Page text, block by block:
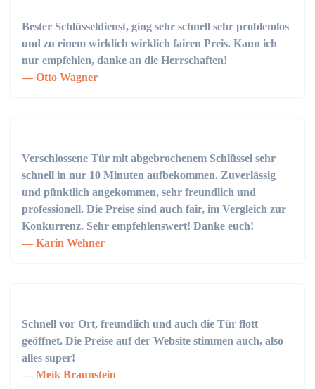
Bester Schlüsseldienst, ging sehr schnell sehr problemlos
und zu einem wirklich wirklich fairen Preis. Kann ich
nur empfehlen, danke an die Herrschaften!
Otto Wagner
Verschlossene Tür mit abgebrochenem Schlüssel sehr
schnell in nur 10 Minuten aufbekommen. Zuverlässig
und pünktlich angekommen, sehr freundlich und
professionell. Die Preise sind auch fair, im Vergleich zur
Konkurrenz. Sehr empfehlenswert! Danke euch!
Karin Wehner
Schnell vor Ort, freundlich und auch die Tür flott
geöffnet. Die Preise auf der Website stimmen auch, also
alles super!
Meik Braunstein